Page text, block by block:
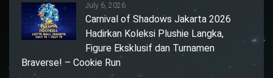
July 6, 2026
Carnival of Shadows Jakarta 2026
Hadirkan Koleksi Plushie Langka,
Figure Eksklusif dan Turnamen
Braverse! – Cookie Run